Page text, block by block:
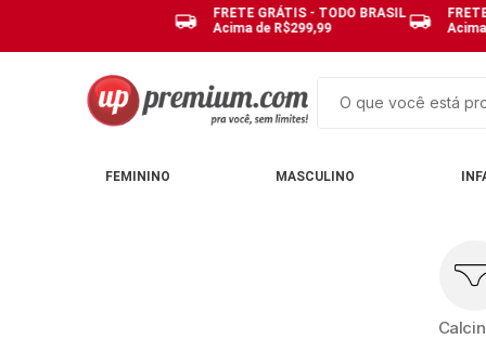
FRETE GRÁTIS - TODO BRASIL
Acima de R$299,99
FEMININO MASCULINO